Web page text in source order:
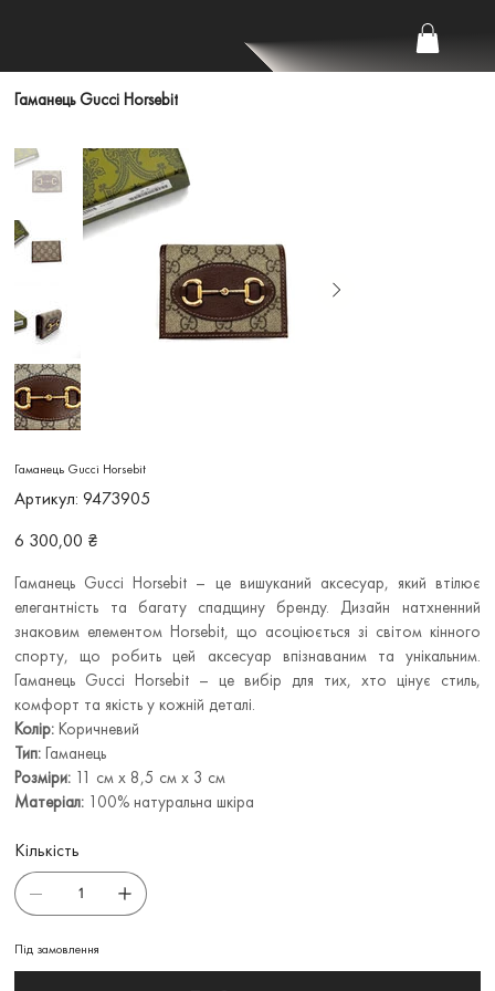
Гаманець Gucci Horsebit
Гаманець Gucci Horsebit
Артикул: Артикул
9473905
9473905
Ціна
6 300,00 ₴
Гаманець Gucci Horsebit – це вишуканий аксесуар, який втілює
елегантність та багату спадщину бренду. Дизайн натхненний
знаковим елементом Horsebit, що асоціюється зі світом кінного
спорту, що робить цей аксесуар впізнаваним та унікальним.
Гаманець Gucci Horsebit – це вибір для тих, хто цінує стиль,
комфорт та якість у кожній деталі.
Колір: Коричневий
Тип: Гаманець
Розміри: 11 см x 8,5 см x 3 см
Матеріал: 100% натуральна шкіра
Кількість
Під замовлення